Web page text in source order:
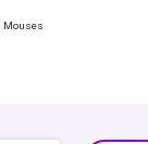
Mouses